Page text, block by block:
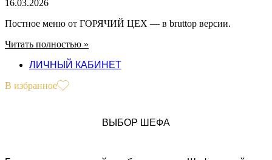
16.03.2026
Постное меню от ГОРЯЧИЙ ЦЕХ — в bruttop версии.
Читать полностью »
ЛИЧНЫЙ КАБИНЕТ
В избранное
ВЫБОР ШЕФА